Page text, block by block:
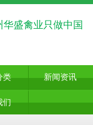
盛禽业只做中国
类 新闻资讯
们